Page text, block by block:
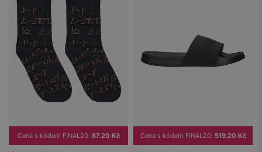
Cena s kódem FINAL20: 87.20 Kč Cena s kódem FINAL20: 519.20 Kč